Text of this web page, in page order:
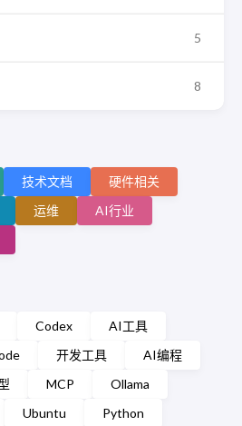
5
8
技术文档
硬件相关
运维
AI行业
Codex
AI工具
开发工具
AI编程
MCP
Ollama
Ubuntu Python